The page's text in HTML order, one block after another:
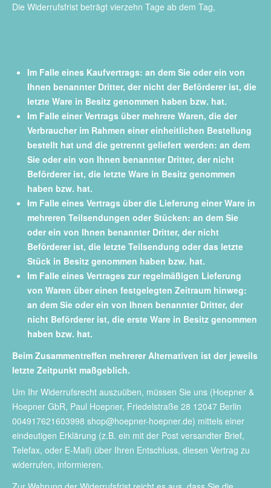
Die Widerrufsfrist beträgt vierzehn Tage ab dem Tag,
Im Falle eines Kaufvertrags: an dem Sie oder ein von
Ihnen benannter Dritter, der nicht der Beförderer ist, die
letzte Ware in Besitz genommen haben bzw. hat.
Im Falle einer Vertrags über mehrere Waren, die der
Verbraucher im Rahmen einer einheitlichen Bestellung
bestellt hat und die getrennt geliefert werden: an dem
Sie oder ein von Ihnen benannter Dritter, der nicht
Beförderer ist, die letzte Ware in Besitz genommen
haben bzw. hat.
Im Falle eines Vertrags über die Lieferung einer Ware in
mehreren Teilsendungen oder Stücken: an dem Sie
oder ein von Ihnen benannter Dritter, der nicht
Beförderer ist, die letzte Teilsendung oder das letzte
Stück in Besitz genommen haben bzw. hat.
Im Falle eines Vertrages zur regelmäßigen Lieferung
von Waren über einen festgelegten Zeitraum hinweg:
an dem Sie oder ein von Ihnen benannter Dritter, der
nicht Beförderer ist, die erste Ware in Besitz genommen
haben bzw. hat.
Beim Zusammentreffen mehrerer Alternativen ist der jeweils
letzte Zeitpunkt maßgeblich.
Um Ihr Widerrufsrecht auszuüben, müssen Sie uns (Hoepner &
Hoepner GbR, Paul Hoepner, Friedelstraße 28 12047 Berlin
004917621603998 shop@hoepner-hoepner.de) mittels einer
eindeutigen Erklärung (z.B. ein mit der Post versandter Brief,
Telefax, oder E-Mail) über Ihren Entschluss, diesen Vertrag zu
widerrufen, informieren.